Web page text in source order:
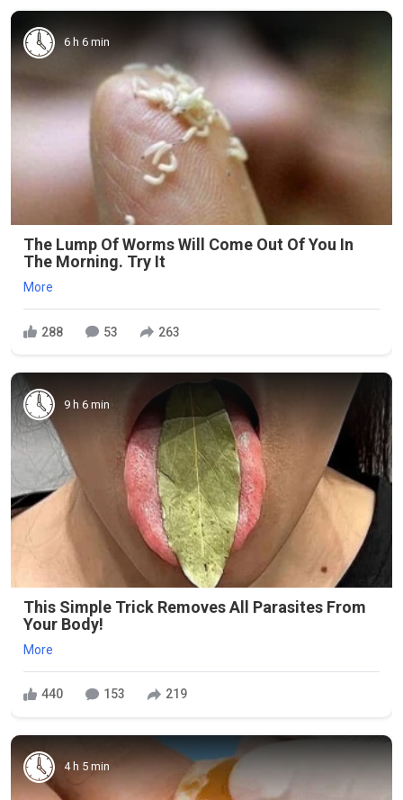
6 h 6 min
The Lump Of Worms Will Come Out Of You In
The Morning. Try It
More
288 53 263
9 h 6 min
This Simple Trick Removes All Parasites From
Your Body!
More
440 153 219
4 h 5 min